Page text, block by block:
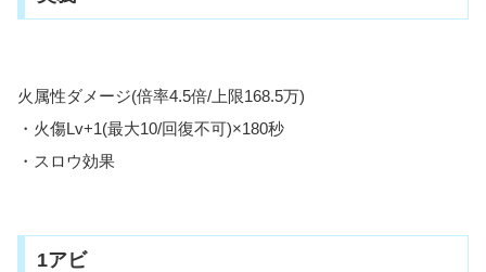
火属性ダメージ(倍率4.5倍/上限168.5万)
・火傷Lv+1(最大10/回復不可)×180秒
・スロウ効果
1アビ